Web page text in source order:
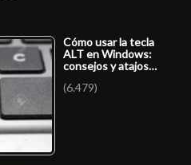
Cómo usar la tecla
ALT en Windows:
consejos y atajos…
(6.479)